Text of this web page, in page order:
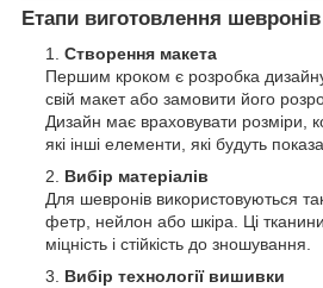
Етапи виготовлення
Створення макета
Першим кроком є розробка
свій макет або замовити його
Дизайн має враховувати розміри,
які інші елементи, які будуть
Вибір матеріалів
Для шевронів використовуються
фетр, нейлон або шкіра. Ці
міцність і стійкість до зношування.
Вибір технології вишивки